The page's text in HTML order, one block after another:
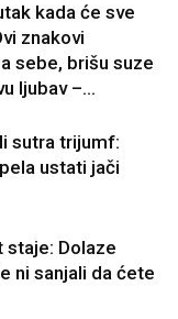
kada će sve
znakovi
sebe, brišu suze
ljubav –...
sutra trijumf:
ustati jači
staje: Dolaze
ni sanjali da ćete